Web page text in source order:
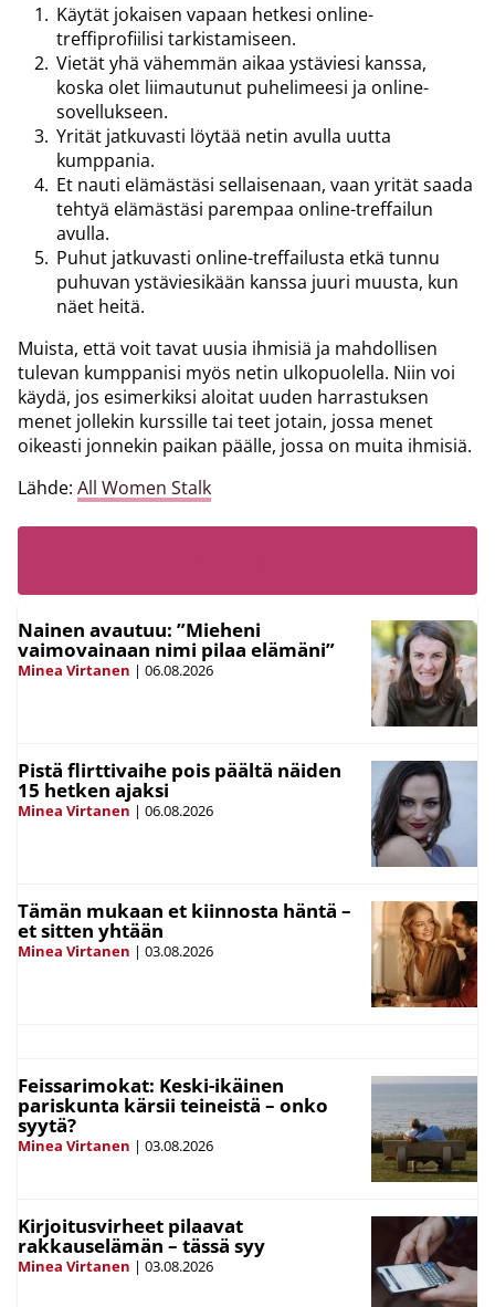
Käytät jokaisen vapaan hetkesi online-
treffiprofiilisi tarkistamiseen.
Vietät yhä vähemmän aikaa ystäviesi kanssa,
koska olet liimautunut puhelimeesi ja online-
sovellukseen.
Yrität jatkuvasti löytää netin avulla uutta
kumppania.
Et nauti elämästäsi sellaisenaan, vaan yrität saada
tehtyä elämästäsi parempaa online-treffailun
avulla.
Puhut jatkuvasti online-treffailusta etkä tunnu
puhuvan ystäviesikään kanssa juuri muusta, kun
näet heitä.
Muista, että voit tavat uusia ihmisiä ja mahdollisen
tulevan kumppanisi myös netin ulkopuolella. Niin voi
käydä, jos esimerkiksi aloitat uuden harrastuksen
menet jollekin kurssille tai teet jotain, jossa menet
oikeasti jonnekin paikan päälle, jossa on muita ihmisiä.
Lähde: All Women Stalk
Nainen avautuu: ”Mieheni
vaimovainaan nimi pilaa elämäni”
Minea Virtanen | 06.08.2026
Pistä flirttivaihe pois päältä näiden
15 hetken ajaksi
Minea Virtanen | 06.08.2026
Tämän mukaan et kiinnosta häntä –
et sitten yhtään
Minea Virtanen | 03.08.2026
Feissarimokat: Keski-ikäinen
pariskunta kärsii teineistä – onko
syytä?
Minea Virtanen | 03.08.2026
Kirjoitusvirheet pilaavat
rakkauselämän – tässä syy
Minea Virtanen | 03.08.2026